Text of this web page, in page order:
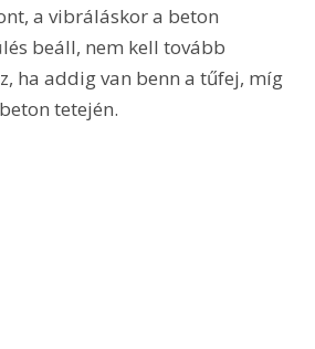
a vibráláskor a beton
beáll, nem kell tovább
ha addig van benn a tűfej, míg
tetején.